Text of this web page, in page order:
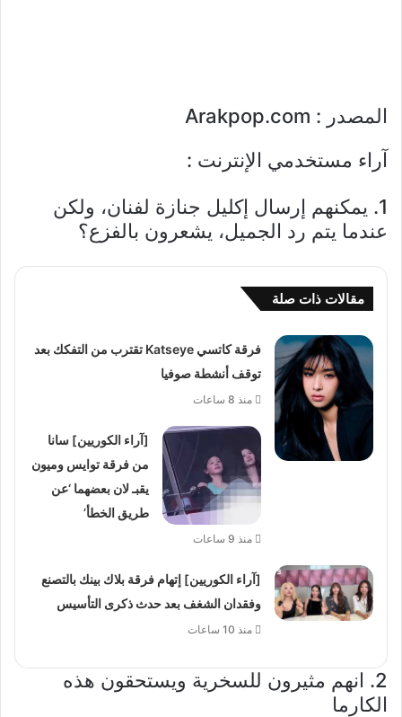
المصدر : Arakpop.com
آراء مستخدمي الإنترنت :
1. يمكنهم إرسال إكليل جنازة لفنان، ولكن
عندما يتم رد الجميل، يشعرون بالفزع؟
مقالات ذات صلة
فرقة كاتسي Katseye تقترب من التفكك بعد
توقف أنشطة صوفيا
منذ 8 ساعات
[آراء الكوريين] سانا
من فرقة توايس وميون
يقبـ لان بعضهما ‘عن
طريق الخطأ’
منذ 9 ساعات
[آراء الكوريين] إتهام فرقة بلاك بينك بالتصنع
وفقدان الشغف بعد حدث ذكرى التأسيس
منذ 10 ساعات
2. انهم مثيرون للسخرية ويستحقون هذه
الكارما